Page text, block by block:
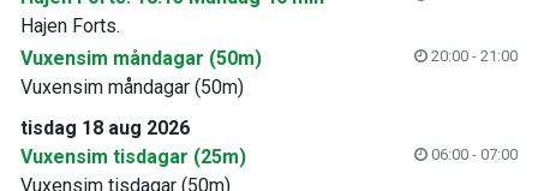
Hajen Forts.
Vuxensim måndagar (50m)
20:00 - 21:00
Vuxensim måndagar (50m)
tisdag 18 aug 2026
Vuxensim tisdagar (25m)
06:00 - 07:00
Vuxensim tisdagar (50m)